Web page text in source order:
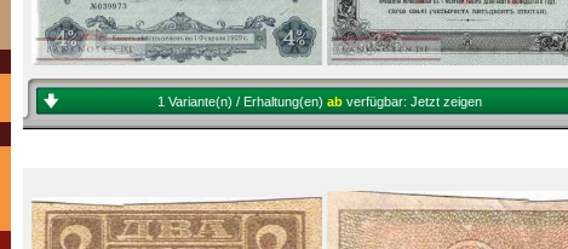
1 Variante(n) / Erhaltung(en) ab verfügbar: Jetzt zeigen